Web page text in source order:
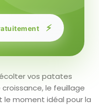
⚡
vos patates
croissance, le feuillage
le moment idéal pour la